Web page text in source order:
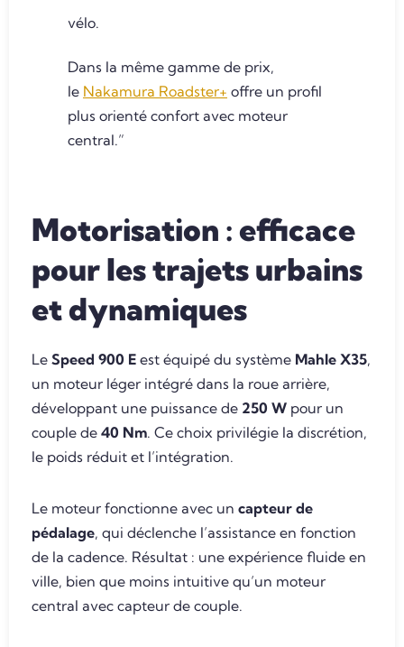
vélo.
Dans la même gamme de prix,
le Nakamura Roadster+ offre un profil
plus orienté confort avec moteur
central.”
Motorisation : efficace
pour les trajets urbains
et dynamiques
Le Speed 900 E est équipé du système Mahle X35,
un moteur léger intégré dans la roue arrière,
développant une puissance de 250 W pour un
couple de 40 Nm. Ce choix privilégie la discrétion,
le poids réduit et l’intégration.
Le moteur fonctionne avec un capteur de
pédalage, qui déclenche l’assistance en fonction
de la cadence. Résultat : une expérience fluide en
ville, bien que moins intuitive qu’un moteur
central avec capteur de couple.